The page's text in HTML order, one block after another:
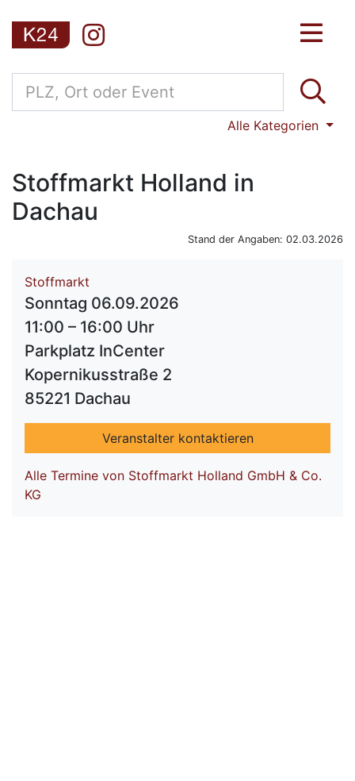
Alle Kategorien
Stoffmarkt Holland in
Dachau
Stand der Angaben: 02.03.2026
Stoffmarkt
Sonntag 06.09.2026
11:00 – 16:00 Uhr
Parkplatz InCenter
Kopernikusstraße 2
85221 Dachau
Veranstalter kontaktieren
Alle Termine von Stoffmarkt Holland GmbH & Co.
KG